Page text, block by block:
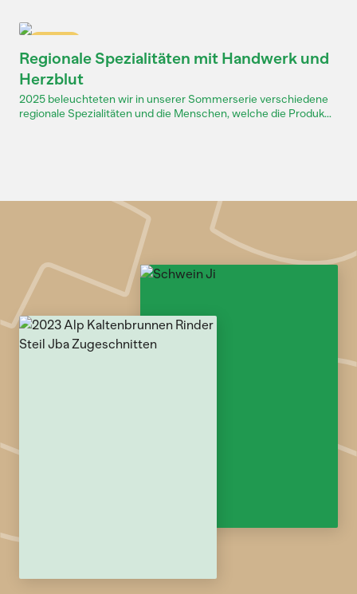
Regionale Spezialitäten mit Handwerk und
Herzblut
2025 beleuchteten wir in unserer Sommerserie verschiedene
regionale Spezialitäten und die Menschen, welche die Produk...